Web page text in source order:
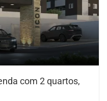
com 2 quartos,